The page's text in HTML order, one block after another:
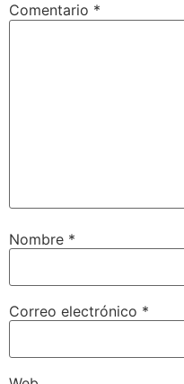
Comentario *
Nombre *
Correo electrónico *